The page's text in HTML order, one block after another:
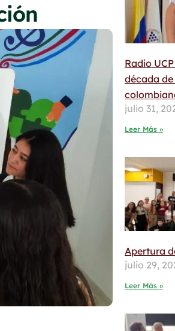
Radio
década
julio 31,
Leer Más »
Apertura
julio 29,
Leer Más »